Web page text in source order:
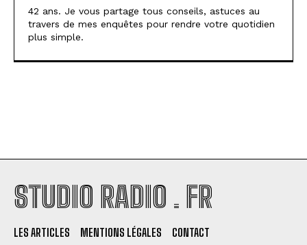
42 ans. Je vous partage tous conseils, astuces au
travers de mes enquêtes pour rendre votre quotidien
plus simple.
STUDIO RADIO . FR
LES ARTICLES MENTIONS LÉGALES CONTACT